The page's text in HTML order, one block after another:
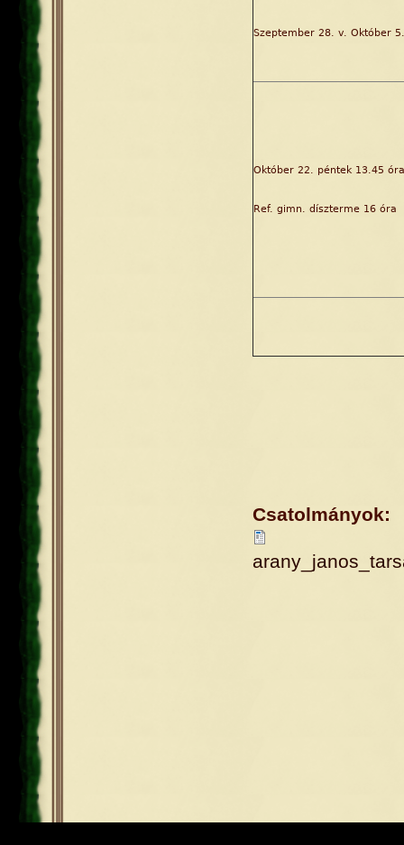
Szeptember 28. v. Október 5.
Október 22. péntek 13.45 óra
Ref. gimn. díszterme 16 óra
Csatolmányok: